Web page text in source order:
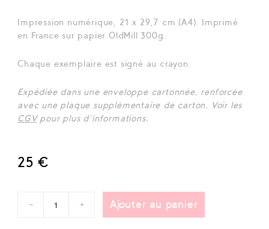
Impression numérique, 21 x 29,7 cm (A4). Imprimé
en France sur papier OldMill 300g.
Chaque exemplaire est signé au crayon.
Expédiée dans une enveloppe cartonnée, renforcée
avec une plaque supplémentaire de carton. Voir les
CGVpour plus d’informations.
25 €
Ajouter au panier